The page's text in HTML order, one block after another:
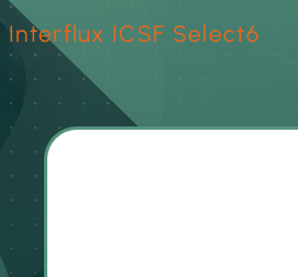
Interflux ICSF Select6